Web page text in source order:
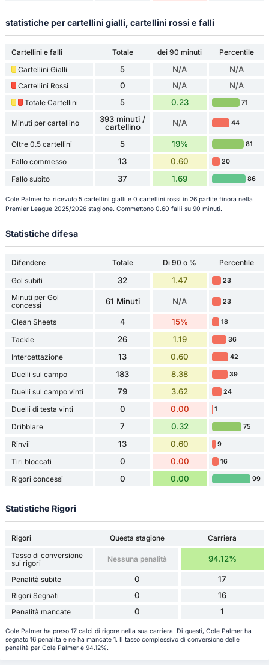
statistiche per cartellini gialli, cartellini rossi e falli
Cartellini e falli Totale dei 90 minuti
Percentile
Cartellini Gialli
5 N/A N/A
Cartellini Rossi 0 N/A N/A
Totale Cartellini 5 0.23 71
Minuti per cartellino
393 minuti /
cartellino
N/A 44
Oltre 0.5 cartellini 5 19% 81
Fallo commesso 13 0.60 20
Fallo subito 37 1.69 86
Cole Palmer ha ricevuto 5 cartellini gialli e 0 cartellini rossi in 26 partite finora nella
Premier League 2025/2026 stagione. Commettono 0.60 falli su 90 minuti.
Statistiche difesa
Difendere Totale Di 90 o %
Percentile
Gol subiti
32 1.47 23
Minuti per Gol
concessi
61 Minuti N/A 23
Clean Sheets 4 15% 18
Tackle 26 1.19 36
Intercettazione 13 0.60 42
Duelli sul campo 183 8.38 39
Duelli sul campo vinti 79 3.62 24
Duelli di testa vinti 0 0.00 1
Dribblare 7 0.32 75
Rinvii 13 0.60 9
Tiri bloccati 0 0.00 16
Rigori concessi 0 0.00 99
Statistiche Rigori
Rigori Questa stagione
Carriera
Tasso di conversione
sui rigori
Nessuna penalità 94.12%
Penalità subite 0 17
Rigori Segnati 0 16
Penalità mancate 0 1
Cole Palmer ha preso 17 calci di rigore nella sua carriera. Di questi, Cole Palmer ha
segnato 16 penalità e ne ha mancate 1. Il tasso complessivo di conversione delle
penalità per Cole Palmer è 94.12%.